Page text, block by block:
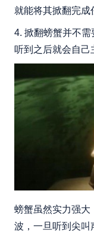
就能将其掀翻完成
4. 掀翻螃蟹并不
听到之后就会自己
螃蟹虽然实力强大
波，一旦听到尖叫